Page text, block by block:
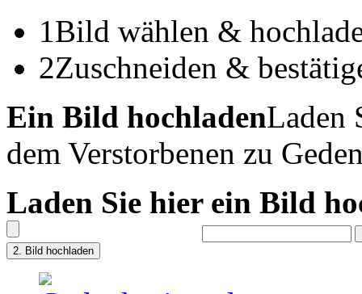
1Bild wählen &
2Zuschneiden &
Ein Bild hochladenLaden
dem Verstorbenen zu
Laden Sie hier ein Bild